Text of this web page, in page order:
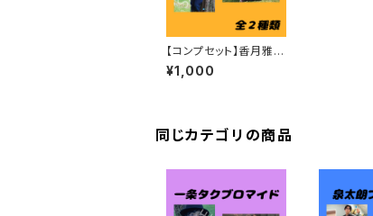
【コンプセット】香月雅也
ブロマイド
¥1,000
同じカテゴリの商品